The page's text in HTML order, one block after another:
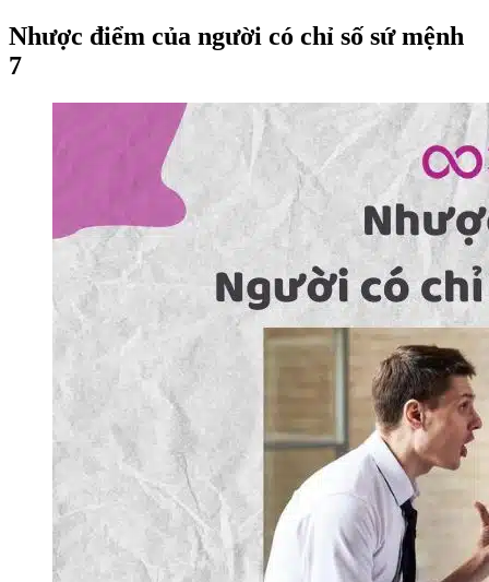
Nhược điểm của người có chỉ số sứ mệnh
7